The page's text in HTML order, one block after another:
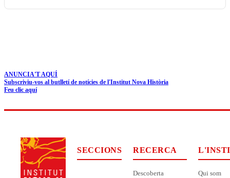
ANUNCIA'T AQUÍ
Subscriviu-vos al butlletí de notícies de l'Institut Nova Història
Feu clic aquí
SECCIONS RECERCA
Descoberta
Qui som